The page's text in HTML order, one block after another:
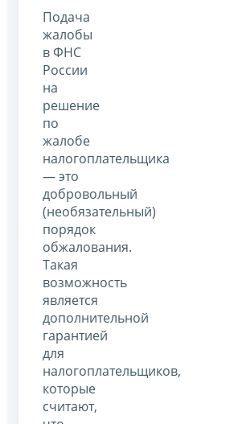
Подача
жалобы
в ФНС
России
на
решение
по
жалобе
налогоплательщика
— это
добровольный
(необязательный)
порядок
обжалования.
Такая
возможность
является
дополнительной
гарантией
для
налогоплательщиков,
которые
считают,